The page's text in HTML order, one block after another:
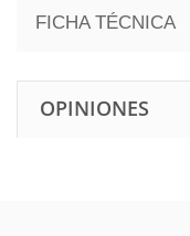
FICHA TÉCNICA
OPINIONES